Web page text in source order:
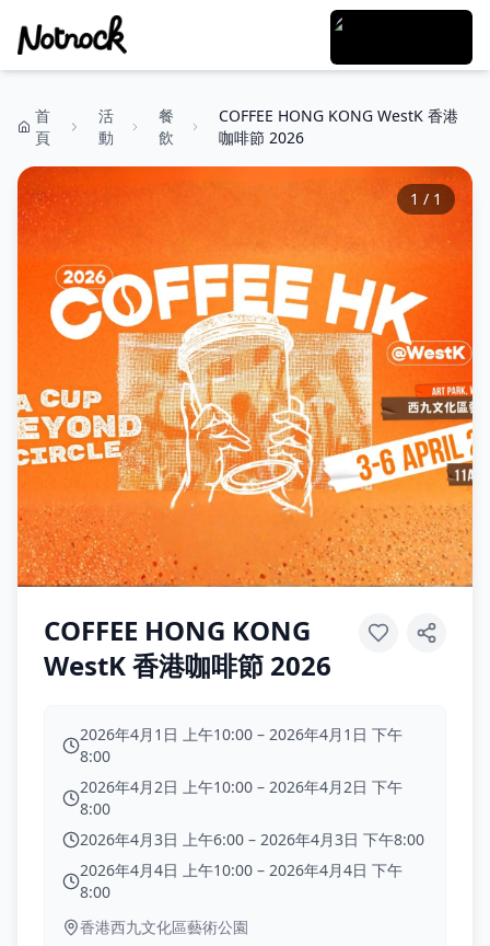
首
頁
活
動
餐
飲
COFFEE HONG KONG WestK 香港
咖啡節 2026
1 / 1
COFFEE HONG KONG
WestK 香港咖啡節 2026
2026年4月1日 上午10:00 – 2026年4月1日 下午
8:00
2026年4月2日 上午10:00 – 2026年4月2日 下午
8:00
2026年4月3日 上午6:00 – 2026年4月3日 下午8:00
2026年4月4日 上午10:00 – 2026年4月4日 下午
8:00
香港西九文化區藝術公園